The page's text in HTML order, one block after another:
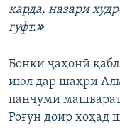
карда, назари
гуфт.»
Бонки ҷаҳонӣ
июл дар шаҳри
панҷуми
Роғун доир хоҳад